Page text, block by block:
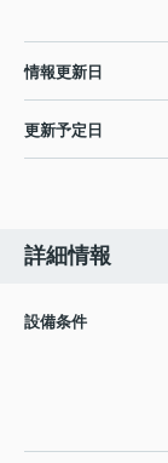
情報更新日
更新予定日
詳細情報
設備条件